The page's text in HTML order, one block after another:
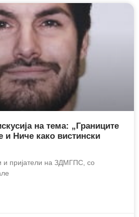
на тема: „Границите
и Ниче како вистински
и пријатели на ЗДМГПС, со